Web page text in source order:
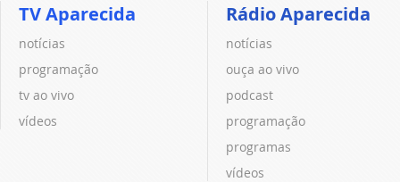
TV Aparecida
notícias
programação
tv ao vivo
vídeos
Rádio Aparecida
notícias
ouça ao vivo
podcast
programação
programas
vídeos